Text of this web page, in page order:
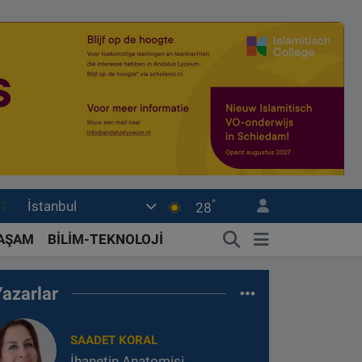
İstanbul 28°
BİLİM-TEKNOLOJİ
SAADET KORAL